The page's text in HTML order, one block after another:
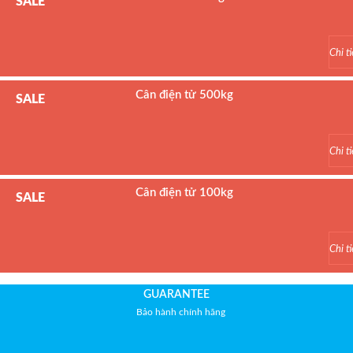
Chi
SALE Cân điện tử 500kg
Chi
SALE Cân điện tử 100kg
Chi
GUARANTEE
Bảo hành chính hãng